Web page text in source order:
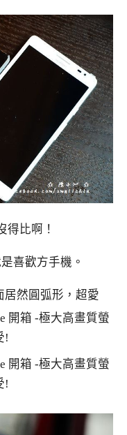
得比啊！
喜歡方手機。
居然圓弧形，超愛